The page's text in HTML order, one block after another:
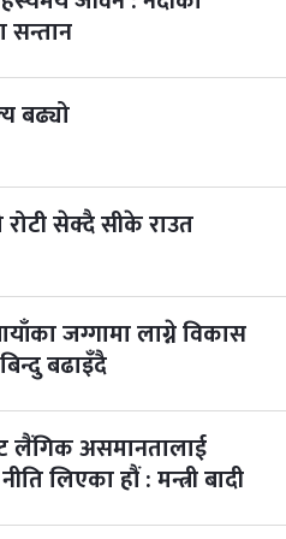
७ महिना बाँकी
सन्तान
बढ्यो
सेक्दै सीके राउत
जग्गामा लाग्ने विकास
बढाइँदै
लैंगिक असमानतालाई
लिएका हौं : मन्त्री बादी